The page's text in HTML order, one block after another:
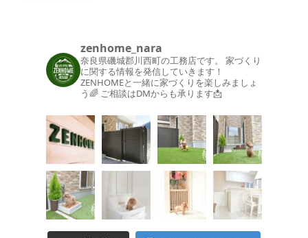
zenhome_nara
奈良県磯城郡川西町の工務店です。
家づくり
に関する情報を発信していきます！
ZENHOMEと一緒に家づくりを楽しみましょ
う🌈 ご相談はDMからも承ります📩